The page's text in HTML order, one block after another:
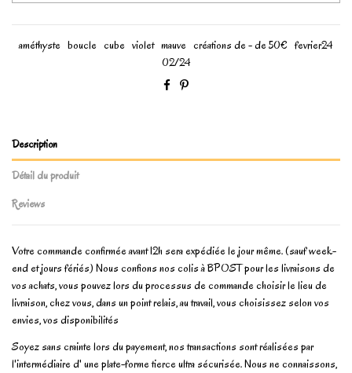
améthyste boucle cube violet mauve créations de - de 50€ fevrier24
02/24
Description
Détail du produit
Reviews
Votre commande confirmée avant 12h sera expédiée le jour même. (sauf week-
end et jours fériés) Nous confions nos colis à BPOST pour les livraisons de
vos achats, vous pouvez lors du processus de commande choisir le lieu de
livraison, chez vous, dans un point relais, au travail, vous choisissez selon vos
envies, vos disponibilités
Soyez sans crainte lors du payement, nos transactions sont réalisées par
l'intermédiaire d' une plate-forme tierce ultra sécurisée. Nous ne connaissons,